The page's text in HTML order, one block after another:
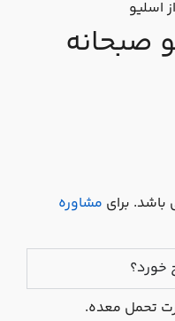
صبحانه
برایمشاوره